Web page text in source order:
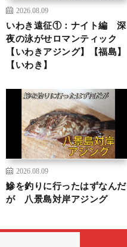
2026.08.09
いわき遠征①：ナイト編 深
夜の泳がせロマンティック
【いわきアジング】【福島】
【いわき】
2026.08.09
鰺を釣りに行ったはずなんだ
が 八景島対岸アジング